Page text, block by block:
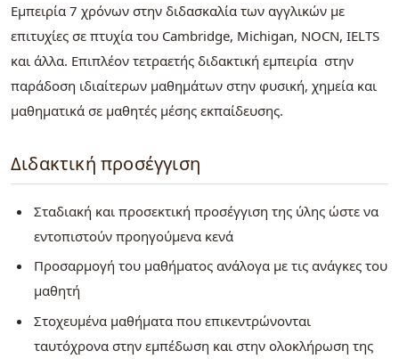
Εμπειρία 7 χρόνων στην διδασκαλία των αγγλικών με
επιτυχίες σε πτυχία του Cambridge, Michigan, NOCN, IELTS
και άλλα. Επιπλέον τετραετής διδακτική εμπειρία στην
παράδοση ιδιαίτερων μαθημάτων στην φυσική, χημεία και
μαθηματικά σε μαθητές μέσης εκπαίδευσης.
Διδακτική προσέγγιση
Σταδιακή και προσεκτική προσέγγιση της ύλης ώστε να
εντοπιστούν προηγούμενα κενά
Προσαρμογή του μαθήματος ανάλογα με τις ανάγκες του
μαθητή
Στοχευμένα μαθήματα που επικεντρώνονται
ταυτόχρονα στην εμπέδωση και στην ολοκλήρωση της